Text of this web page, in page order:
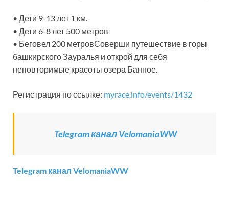
• Дети 9-13 лет 1 км.
• Дети 6-8 лет 500 метров
• Беговел 200 метровСоверши путешествие в горы
башкирского Зауралья и открой для себя
неповторимые красоты озера Банное.
Регистрация по ссылке: myrace.info/events/1432
Telegram канал VelomaniaWW
Telegram канал VelomaniaWW